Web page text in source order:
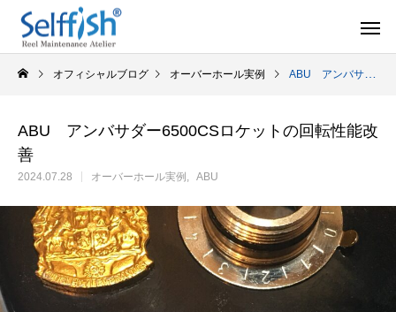
オフィシャルブログ オーバーホール実例 ABU アンバサダー6500CSロケットの回転性能改善
ABU アンバサダー6500CSロケットの回転性能改
善
2024.07.28 オーバーホール実例 ABU